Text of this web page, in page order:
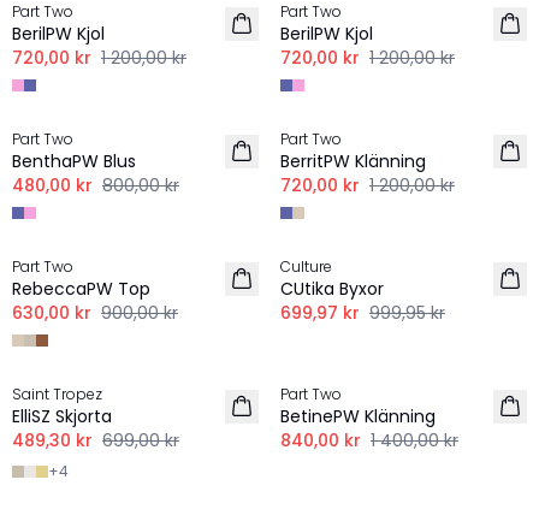
LINNE
Part Two
BerilPW Kjol
720,00 kr 1 200,00 kr
LINNE
Part Two
BerilPW Kjol
720,00 kr 1 200,00 kr
LINNE
-40%
Part Two
BenthaPW Blus
480,00 kr 800,00 kr
LINNE
-40%
Part Two
BerritPW Klänning
720,00 kr 1 200,00 kr
LINNE
-30%
Part Two
RebeccaPW Top
630,00 kr 900,00 kr
LINNE
-30%
Culture
CUtika Byxor
699,97 kr 999,95 kr
LINNE
-30%
Saint Tropez
ElliSZ Skjorta
489,30 kr 699,00 kr
+4
LINNE
Part Two
BetinePW Klänning
840,00 kr 1 400,00 kr
-40%